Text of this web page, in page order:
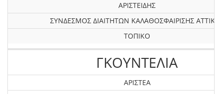
ΑΡΙΣΤΕΙΔΗΣ
ΣΥΝΔΕΣΜΟΣ ΔΙΑΙΤΗΤΩΝ ΚΑΛΑΘΟΣΦΑΙΡΙΣΗΣ
ΤΟΠΙΚΟ
ΓΚΟΥΝΤΕΛΙΑ
ΑΡΙΣΤΕΑ